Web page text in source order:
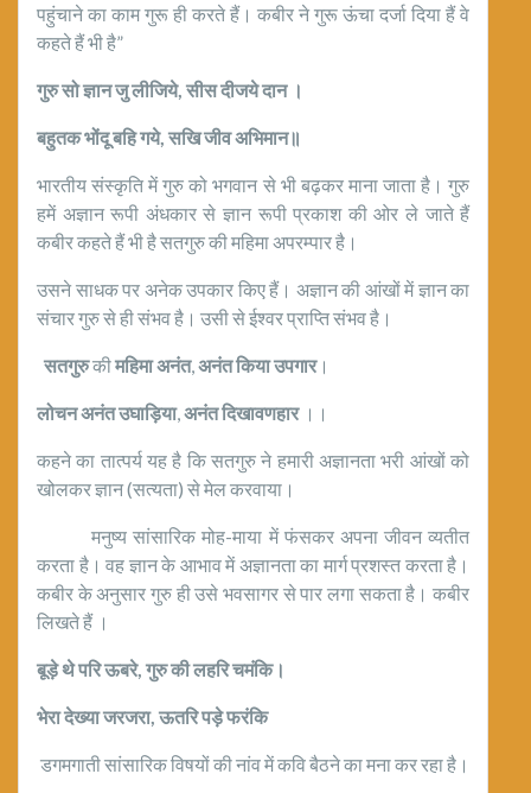
पहुंचाने का काम गुरू ही करते हैं। कबीर ने गुरू ऊंचा दर्जा दिया हैं वे
कहते हैं भी है”
गुरु सो ज्ञान जु लीजिये, सीस दीजये दान ।
बहुतक भोंदू बहि गये, सखि जीव अभिमान॥
भारतीय संस्कृति में गुरु को भगवान से भी बढ़कर माना जाता है। गुरु
हमें अज्ञान रूपी अंधकार से ज्ञान रूपी प्रकाश की ओर ले जाते हैं
कबीर कहते हैं भी है सतगुरु की महिमा अपरम्पार है।
उसने साधक पर अनेक उपकार किए हैं। अज्ञान की आंखों में ज्ञान का
संचार गुरु से ही संभव है। उसी से ईश्वर प्राप्ति संभव है।
सतगुरुकीमहिमाअनंत, अनंतकियाउपगार।
लोचनअनंतउघाड़िया, अनंतदिखावणहार।।
कहने का तात्पर्य यह है कि सतगुरु ने हमारी अज्ञानता भरी आंखों को
खोलकर ज्ञान (सत्यता) से मेल करवाया।
मनुष्य सांसारिक मोह-माया में फंसकर अपना जीवन व्यतीत
करता है। वह ज्ञान के आभाव में अज्ञानता का मार्ग प्रशस्त करता है।
कबीर के अनुसार गुरु ही उसे भवसागर से पार लगा सकता है। कबीर
लिखते हैं ।
बूड़ेथेपरिऊबरे, गुरु की लहरि चमंकि।
भेरा देख्या जरजरा, ऊतरि पड़े फरंकि
डगमगाती सांसारिक विषयों की नांव में कवि बैठने का मना कर रहा है।